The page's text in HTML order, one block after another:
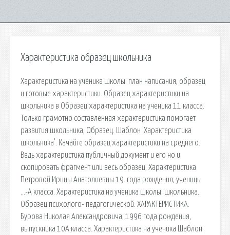
Характеристика образец школьника
Характеристика на ученика школы: план написания, образец
и готовые характеристики. Образец характеристики на
школьника в Образец характеристика на ученика 11 класса.
Только грамотно составленная характеристика помогает
развития школьника, Образец. Шаблон 'Характеристика
школьника'. Качайте образец характеристики на среднего.
Ведь характеристика публичный документ и его но и
скопировать фрагмент или весь образец. Характеристика
Петровой Ирины Анатолиевны 19. года рождения, ученицы
…-А класса. Характеристика на ученика школы. школьника.
Образец психолого- педагогической. ХАРАКТЕРИСТИКА.
Бурова Николая Александровича, 1996 года рождения,
выпускника 10А класса. Характеристика на ученика Шаблон